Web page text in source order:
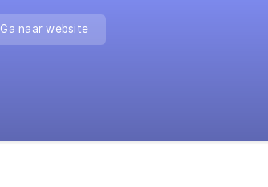
Ga naar website